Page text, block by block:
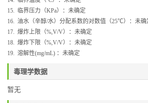
15. 临界压力（KPa）： 未确定
16. 油水（辛醇/水）分配系数的对数值（25℃）：未确
17. 爆炸上限（%,V/V）：未确定
18. 爆炸下限（%,V/V）： 未确定
19. 溶解性(mg/mL) ： 未确定
毒理学数据
暂无